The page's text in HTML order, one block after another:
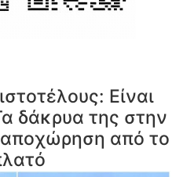
Eίναι
δάκρυα της στην
από το